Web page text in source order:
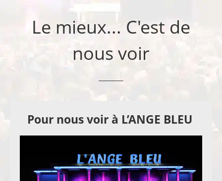
Le mieux... C'est de
nous voir
Pour nous voir à L’ANGE BLEU